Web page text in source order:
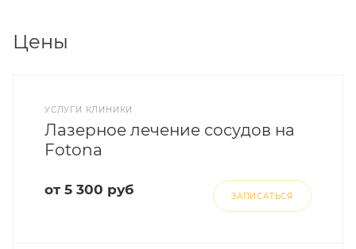
Цены
УСЛУГИ КЛИНИКИ
Лазерное лечение сосудов на
Fotona
от 5 300 руб ЗАПИСАТЬСЯ